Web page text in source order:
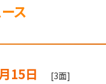
ス
15日 [3面]